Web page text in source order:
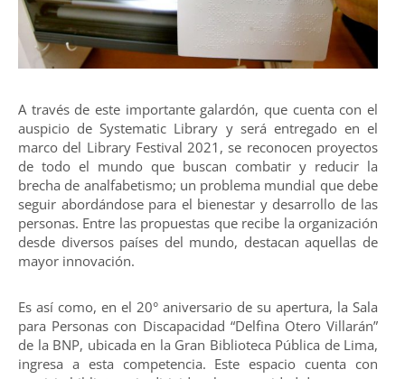
A través de este importante galardón, que cuenta con el
auspicio de Systematic Library y será entregado en el
marco del Library Festival 2021, se reconocen proyectos
de todo el mundo que buscan combatir y reducir la
brecha de analfabetismo; un problema mundial que debe
seguir abordándose para el bienestar y desarrollo de las
personas. Entre las propuestas que recibe la organización
desde diversos países del mundo, destacan aquellas de
mayor innovación.
Es así como, en el 20° aniversario de su apertura, la Sala
para Personas con Discapacidad “Delfina Otero Villarán”
de la BNP, ubicada en la Gran Biblioteca Pública de Lima,
ingresa a esta competencia. Este espacio cuenta con